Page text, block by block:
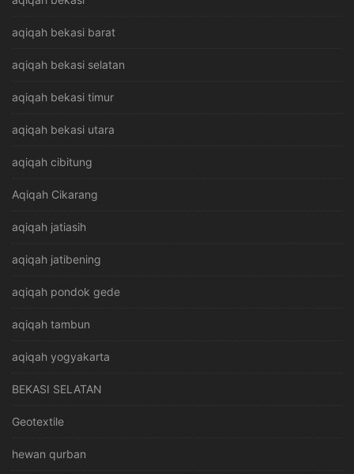
aqiqah bekasi barat
aqiqah bekasi selatan
aqiqah bekasi timur
aqiqah bekasi utara
aqiqah cibitung
Aqiqah Cikarang
aqiqah jatiasih
aqiqah jatibening
aqiqah pondok gede
aqiqah tambun
aqiqah yogyakarta
BEKASI SELATAN
Geotextile
hewan qurban